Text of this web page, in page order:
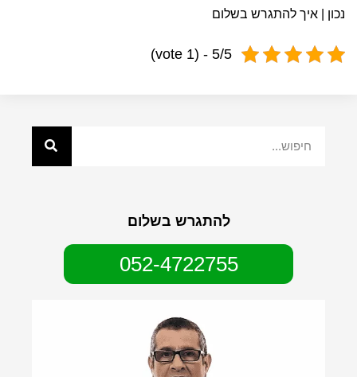
נכון | איך להתגרש בשלום
5/5 - (1 vote)
להתגרש בשלום
052-4722755